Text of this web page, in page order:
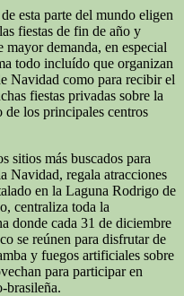
esta parte del mundo eligen
fiestas de fin de año y
demanda, en especial
todo incluído que organizan
Navidad como para recibir el
fiestas privadas sobre la
los principales centros
sitios más buscados para
Navidad, regala atracciones
en la Laguna Rodrigo de
centraliza toda la
donde cada 31 de diciembre
se reúnen para disfrutar de
y fuegos artificiales sobre
para participar en
brasileña.